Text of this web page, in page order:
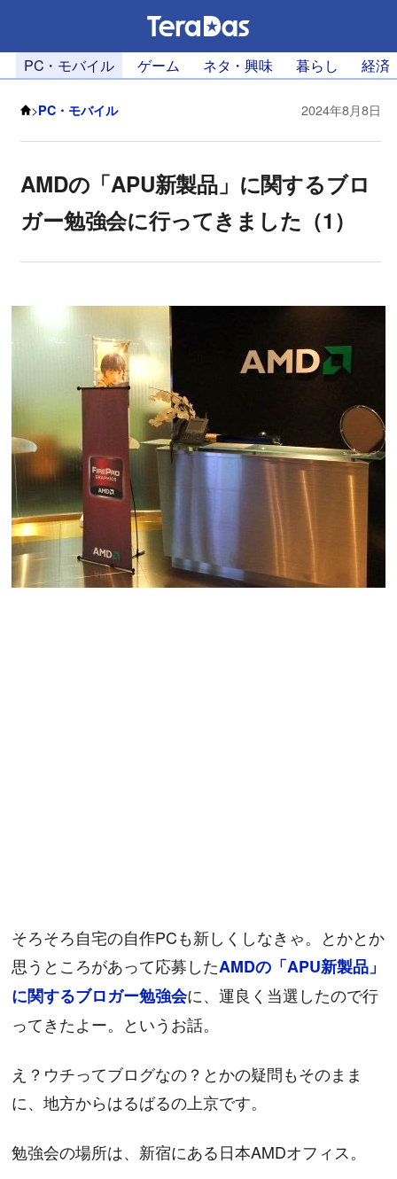
PC・モバイル ゲーム ネタ・興味 暮らし 経済
>PC・モバイル 2024年8月8日
AMDの「APU新製品」に関するブロ
ガー勉強会に行ってきました（1）
そろそろ自宅の自作PCも新しくしなきゃ。とかとか
思うところがあって応募したAMDの「APU新製品」
に関するブロガー勉強会に、運良く当選したので行
ってきたよー。というお話。
え？ウチってブログなの？とかの疑問もそのまま
に、地方からはるばるの上京です。
勉強会の場所は、新宿にある日本AMDオフィス。